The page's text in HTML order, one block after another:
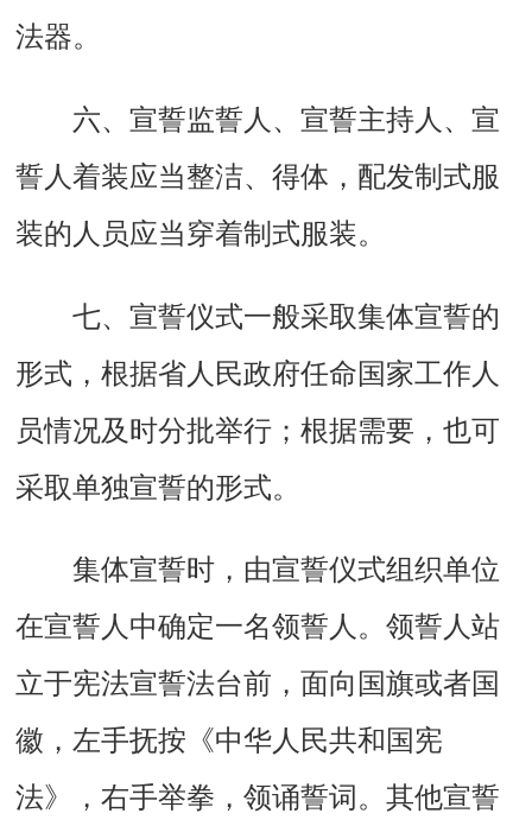
法器。
六、宣誓监誓人、宣誓主持人、宣
誓人着装应当整洁、得体，配发制式服
装的人员应当穿着制式服装。
七、宣誓仪式一般采取集体宣誓的
形式，根据省人民政府任命国家工作人
员情况及时分批举行；根据需要，也可
采取单独宣誓的形式。
集体宣誓时，由宣誓仪式组织单位
在宣誓人中确定一名领誓人。领誓人站
立于宪法宣誓法台前，面向国旗或者国
徽，左手抚按《中华人民共和国宪
法》，右手举拳，领诵誓词。其他宣誓